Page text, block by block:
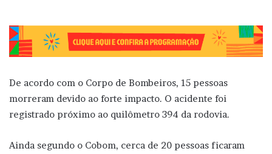
De acordo com o Corpo de Bombeiros, 15 pessoas
morreram devido ao forte impacto. O acidente foi
registrado próximo ao quilômetro 394 da rodovia.
Ainda segundo o Cobom, cerca de 20 pessoas ficaram